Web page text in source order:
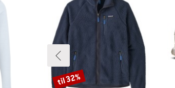
Rabat
til 32%